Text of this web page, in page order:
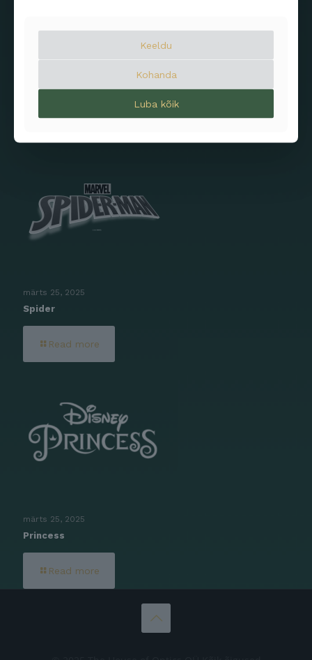
Read more
märts 25, 2025
Spider
Read more
märts 25, 2025
Princess
Read more
Keeldu
Kohanda
Luba kõik